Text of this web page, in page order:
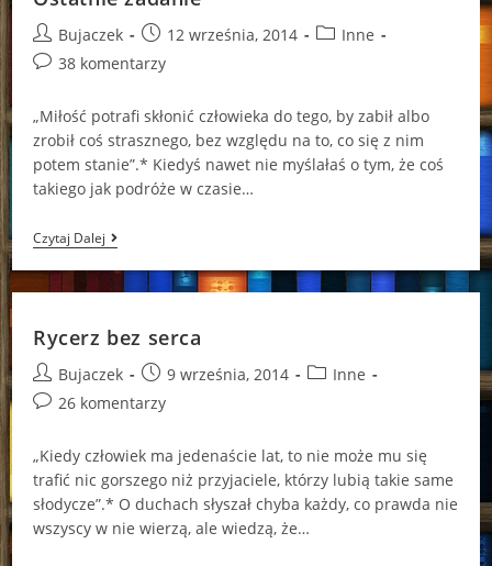
Post
author:
Bujaczek
Post
published:
12 września, 2014
PostInne
Post38 komentarzy
„Miłość potrafi skłonić człowieka do tego, by zabił albo
zrobił coś strasznego, bez względu na to, co się z nim
potem stanie”.* Kiedyś nawet nie myślałaś o tym, że coś
takiego jak podróże w czasie…
Czytaj DalejOstatnie
Zadanie
Rycerz bez serca
Post
author:
Bujaczek
Post
published:
9 września, 2014
PostInne
Post26 komentarzy
„Kiedy człowiek ma jedenaście lat, to nie może mu się
trafić nic gorszego niż przyjaciele, którzy lubią takie same
słodycze”.* O duchach słyszał chyba każdy, co prawda nie
wszyscy w nie wierzą, ale wiedzą, że…